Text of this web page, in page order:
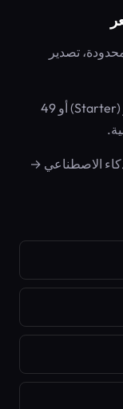
تصدير
الخطط السنوية متاحة بسعر 19 دولارًا/شهر (Starter) أو 49
الاصطناعي →